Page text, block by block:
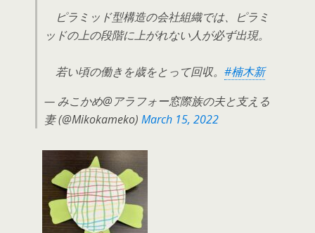
ピラミッド型構造の会社組織では、ピラミ
ッドの上の段階に上がれない人が必ず出現。
若い頃の働きを歳をとって回収。 #楠木新
— みこかめ@アラフォー窓際族の夫と支える
妻 (@Mikokameko) March 15, 2022